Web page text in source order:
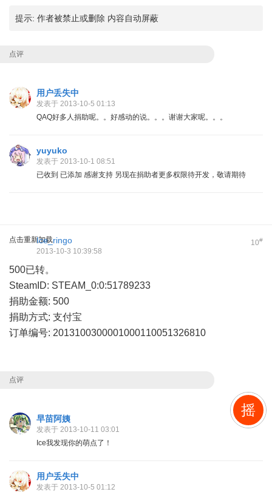
提示: 作者被禁止或删除 内容自动屏蔽
点评
用户丢失中
发表于 2013-10-5 01:13
QAQ好多人捐助呢。。好感动的说。。。谢谢大家呢。。。
yuyuko
发表于 2013-10-1 08:51
已收到 已添加 感谢支持 另现在捐助者更多权限待开发，敬请期待
点击重新加载 10#
Ice_ringo
2013-10-3 10:39:58
500已转。
SteamID: STEAM_0:0:51789233
捐助金额: 500
捐助方式: 支付宝
订单编号: 2013100300001000110051326810
点评
早苗阿姨
发表于 2013-10-11 03:01
Ice我发现你的萌点了！
用户丢失中
发表于 2013-10-5 01:12
摇